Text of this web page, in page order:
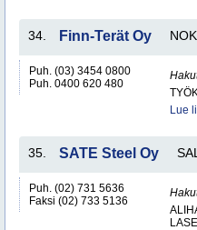
34. Finn-Terät Oy
Puh. (03) 3454 0800
Puh. 0400 620 480
Lue
35. SATE Steel Oy
Puh. (02) 731 5636
Faksi (02) 733 5136